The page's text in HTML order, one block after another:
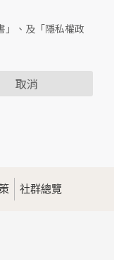
服務時，我們將視
面同意，本網站不
查內容進行統計與
，除供內部研究
」、及「隱私權政
取消
社群總覽